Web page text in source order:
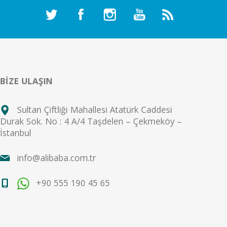
BİZE ULAŞIN
Sultan Çiftliği Mahallesi Atatürk Caddesi
Durak Sok. No : 4 A/4 Taşdelen – Çekmeköy –
İstanbul
info@alibaba.com.tr
+90 555 190 45 65